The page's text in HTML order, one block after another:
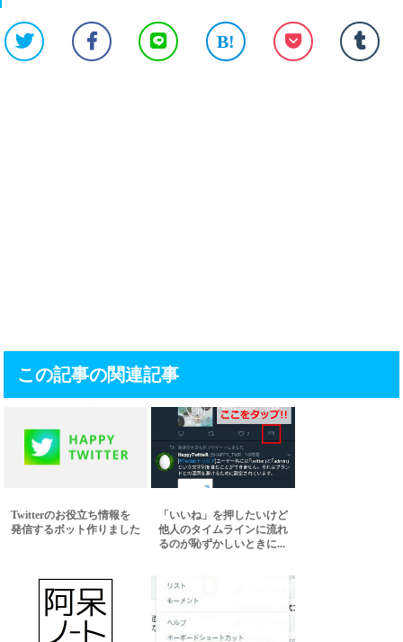
B!
この記事の関連記事
Twitterのお役立ち情報を
発信するボット作りました
「いいね」を押したいけど
他人のタイムラインに流れ
るのが恥ずかしいときに...